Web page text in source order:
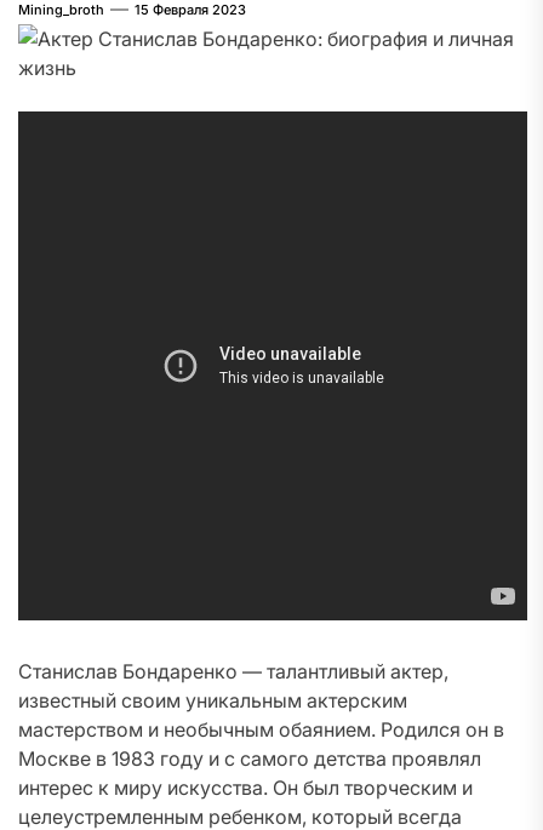
Mining_broth 15 Февраля 2023
Станислав Бондаренко — талантливый актер,
известный своим уникальным актерским
мастерством и необычным обаянием. Родился он в
Москве в 1983 году и с самого детства проявлял
интерес к миру искусства. Он был творческим и
целеустремленным ребенком, который всегда